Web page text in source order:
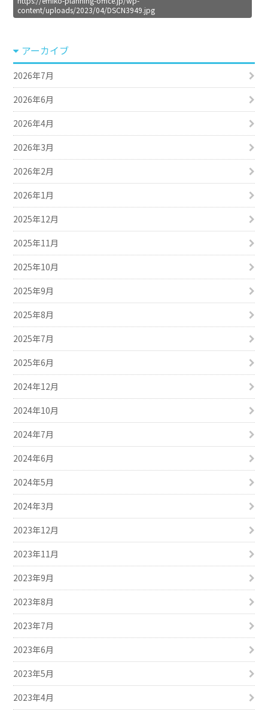
content/uploads/2023/04/DSCN3949.jpg
アーカイブ
2026年7月
2026年6月
2026年4月
2026年3月
2026年2月
2026年1月
2025年12月
2025年11月
2025年10月
2025年9月
2025年8月
2025年7月
2025年6月
2024年12月
2024年10月
2024年7月
2024年6月
2024年5月
2024年3月
2023年12月
2023年11月
2023年9月
2023年8月
2023年7月
2023年6月
2023年5月
2023年4月